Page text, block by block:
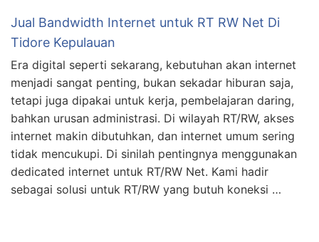
Jual Bandwidth Internet untuk RT RW Net Di
Tidore Kepulauan
Era digital seperti sekarang, kebutuhan akan internet
menjadi sangat penting, bukan sekadar hiburan saja,
tetapi juga dipakai untuk kerja, pembelajaran daring,
bahkan urusan administrasi. Di wilayah RT/RW, akses
internet makin dibutuhkan, dan internet umum sering
tidak mencukupi. Di sinilah pentingnya menggunakan
dedicated internet untuk RT/RW Net. Kami hadir
sebagai solusi untuk RT/RW yang butuh koneksi …